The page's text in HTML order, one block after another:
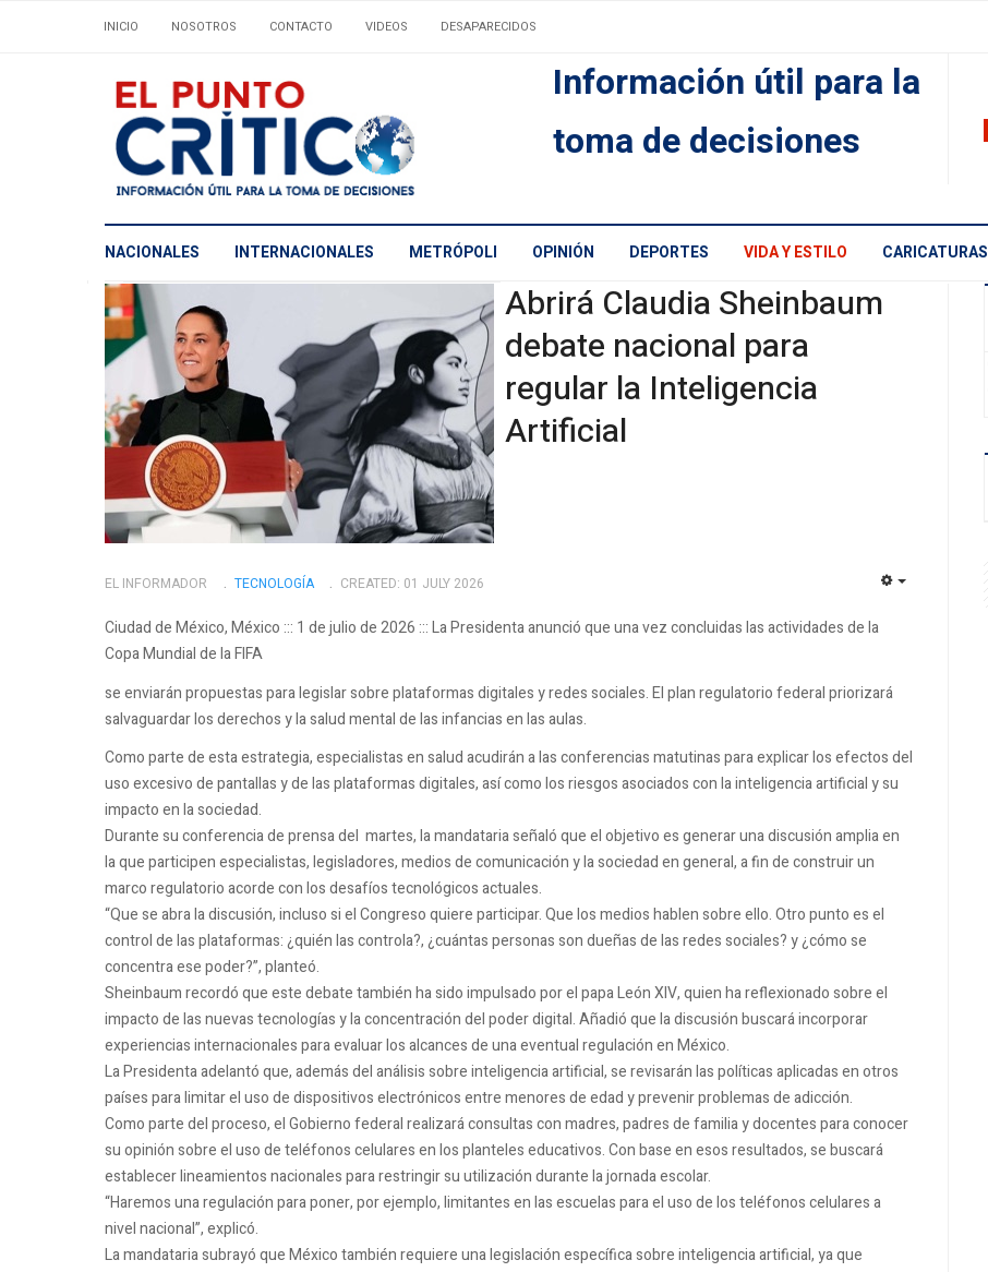
INICIO NOSOTROS CONTACTO VIDEOS DESAPARECIDOS
Información útil para la
toma de decisiones
NACIONALES INTERNACIONALES METRÓPOLI OPINIÓN DEPORTES VIDA Y ESTILO CARICATURAS
Abrirá Claudia Sheinbaum
debate nacional para
regular la Inteligencia
Artificial
EL INFORMADOR TECNOLOGÍ­A CREATED: 01 JULY 2026
Ciudad de México, México ::: 1 de julio de 2026 ::: La Presidenta anunció que una vez concluidas las actividades de la
Copa Mundial de la FIFA
se enviarán propuestas para legislar sobre plataformas digitales y redes sociales. El plan regulatorio federal priorizará
salvaguardar los derechos y la salud mental de las infancias en las aulas.
Como parte de esta estrategia, especialistas en salud acudirán a las conferencias matutinas para explicar los efectos del
uso excesivo de pantallas y de las plataformas digitales, así como los riesgos asociados con la inteligencia artificial y su
impacto en la sociedad.
Durante su conferencia de prensa del martes, la mandataria señaló que el objetivo es generar una discusión amplia en
la que participen especialistas, legisladores, medios de comunicación y la sociedad en general, a fin de construir un
marco regulatorio acorde con los desafíos tecnológicos actuales.
“Que se abra la discusión, incluso si el Congreso quiere participar. Que los medios hablen sobre ello. Otro punto es el
control de las plataformas: ¿quién las controla?, ¿cuántas personas son dueñas de las redes sociales? y ¿cómo se
concentra ese poder?”, planteó.
Sheinbaum recordó que este debate también ha sido impulsado por el papa León XIV, quien ha reflexionado sobre el
impacto de las nuevas tecnologías y la concentración del poder digital. Añadió que la discusión buscará incorporar
experiencias internacionales para evaluar los alcances de una eventual regulación en México.
La Presidenta adelantó que, además del análisis sobre inteligencia artificial, se revisarán las políticas aplicadas en otros
países para limitar el uso de dispositivos electrónicos entre menores de edad y prevenir problemas de adicción.
Como parte del proceso, el Gobierno federal realizará consultas con madres, padres de familia y docentes para conocer
su opinión sobre el uso de teléfonos celulares en los planteles educativos. Con base en esos resultados, se buscará
establecer lineamientos nacionales para restringir su utilización durante la jornada escolar.
“Haremos una regulación para poner, por ejemplo, limitantes en las escuelas para el uso de los teléfonos celulares a
nivel nacional”, explicó.
La mandataria subrayó que México también requiere una legislación específica sobre inteligencia artificial, ya que